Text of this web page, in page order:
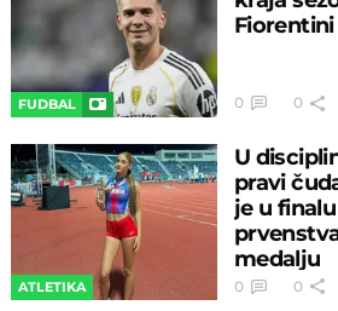
FUDBAL
Fiorentini
0 0
ATLETIKA
U
pravi
je u
medalju
0 0